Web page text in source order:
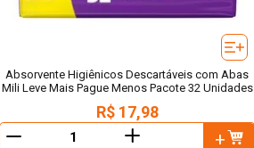
Absorvente Higiênicos Descartáveis com Abas
Mili Leve Mais Pague Menos Pacote 32 Unidades
R$ 17,98
＋